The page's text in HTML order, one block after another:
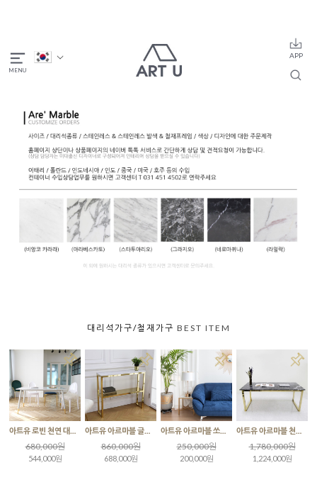
대리석가구/철재가구 BEST ITEM
아트유 로빈 천연 대리석 직사각 식탁 테이블
680,000원
544,000원
아트유 아르마블 글램 대리석 2단 콘솔 테이블
860,000원
688,000원
아트유 아르마블 쏘니아 대리석 사이드테이블
250,000원
200,000원
아트유 아르마블 천연 대리석 골드 직사각 식탁 테이블 / 그라지오까르니꼬
1,780,000원
1,224,000원